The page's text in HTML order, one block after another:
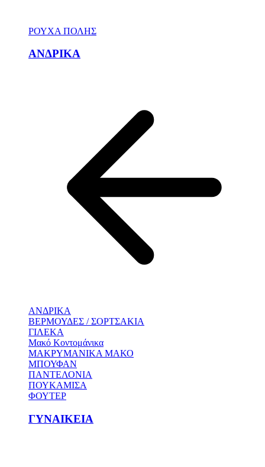
ΡΟΥΧΑ ΠΟΛΗΣ
ΑΝΔΡΙΚΑ
ΑΝΔΡΙΚΑ
ΒΕΡΜΟΥΔΕΣ / ΣΟΡΤΣΑΚΙΑ
ΓΙΛΕΚΑ
Μακό Κοντομάνικα
ΜΑΚΡΥΜΑΝΙΚΑ ΜΑΚΟ
ΜΠΟΥΦΑΝ
ΠΑΝΤΕΛΟΝΙΑ
ΠΟΥΚΑΜΙΣΑ
ΦΟΥΤΕΡ
ΓΥΝΑΙΚΕΙΑ